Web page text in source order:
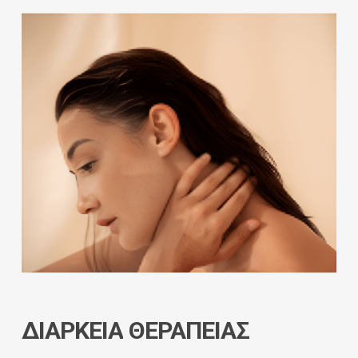
ΔΙΑΡΚΕΙΑ ΘΕΡΑΠΕΙΑΣ